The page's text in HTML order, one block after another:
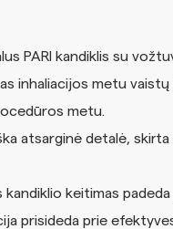
PARI kandiklis su
inhaliacijos metu
metu.
atsarginė detalė,
kandiklio keitimas
prisideda prie